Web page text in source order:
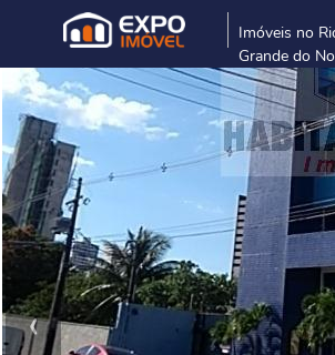
Imóveis no
Grande do
‹